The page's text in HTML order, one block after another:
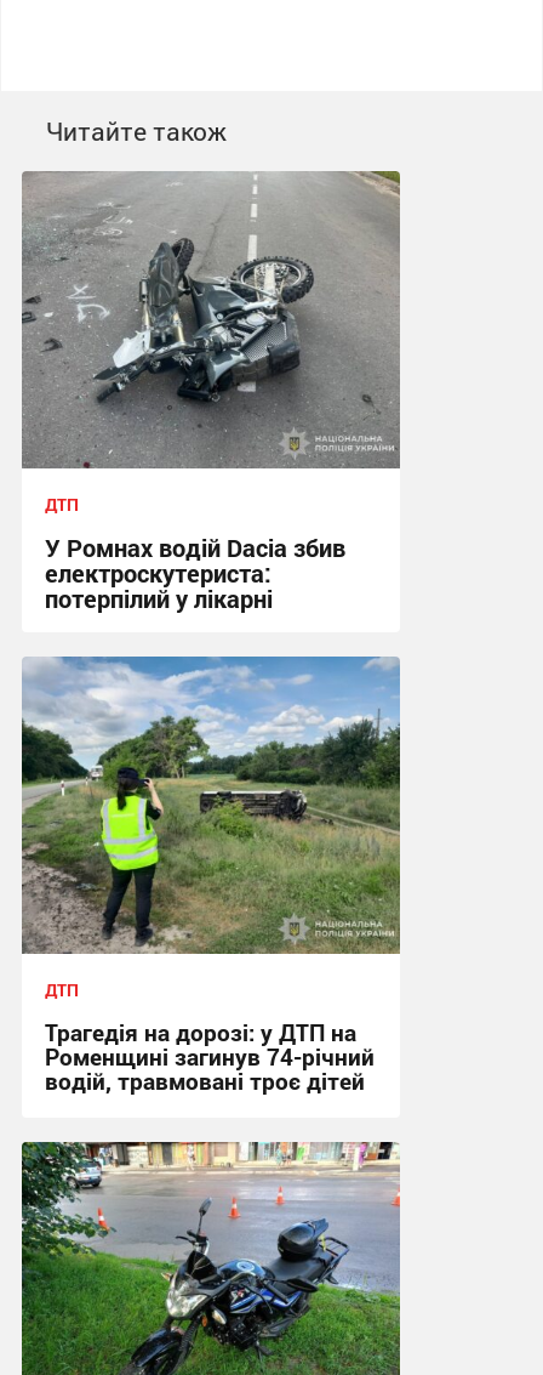
Читайте також
ДТП
У Ромнах водій Dacia збив
електроскутериста:
потерпілий у лікарні
10:21, 2.08.2026
ДТП
Трагедія на дорозі: у ДТП на
Роменщині загинув 74-річний
водій, травмовані троє дітей
10:46, 29.06.2026